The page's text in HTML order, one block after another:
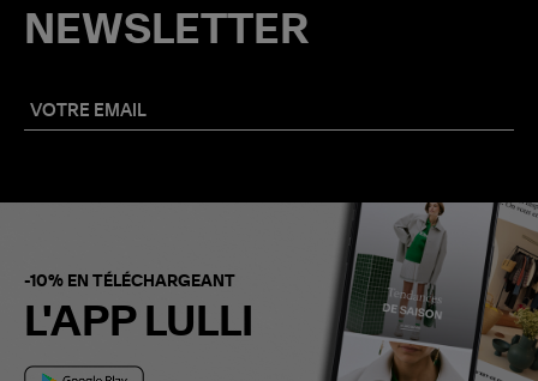
NEWSLETTER
-10% EN TÉLÉCHARGEANT
L'APP LULLI